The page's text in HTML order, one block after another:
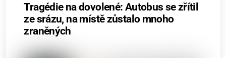
Tragédie na dovolené: Autobus se zřítil
ze srázu, na místě zůstalo mnoho
zraněných